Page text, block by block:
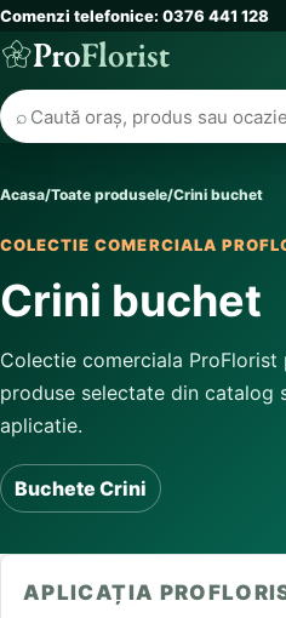
Comenzi telefonice: 0376 441 128
⌕
Acasa/Toate produsele/Crini buchet
COLECTIE COMERCIALA
Crini buchet
Colectie comerciala
produse selectate din catalog
aplicatie.
Buchete Crini
APLICAȚIA